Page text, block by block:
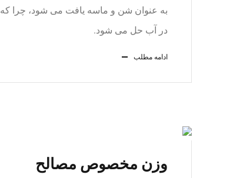
به عنوان شن و ماسه یافت می شود، چرا که
در آب حل می شود.
ادامه مطلب
وزن مخصوص مصالح